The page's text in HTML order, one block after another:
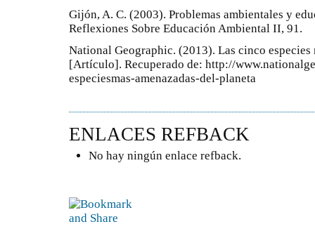
Gijón, A. C. (2003). Problemas ambientales y
Reflexiones Sobre Educación Ambiental II, 91.
National Geographic. (2013). Las cinco especies
[Artículo]. Recuperado de: http://
especiesmas-amenazadas-del-planeta
ENLACES REFBACK
No hay ningún enlace refback.